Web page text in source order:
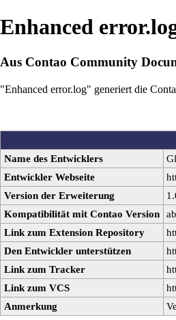
Enhanced
Aus Contao Community
"Enhanced error.log" generiert die
Name des Entwicklers
Entwickler Webseite
Version der Erweiterung
Kompatibilität mit Contao Version
Link zum Extension Repository
Den Entwickler unterstützen
Link zum Tracker
Link zum VCS
Anmerkung